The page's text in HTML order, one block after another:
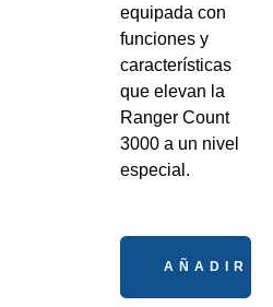
equipada con
funciones y
características
que elevan la
Ranger Count
3000 a un nivel
especial.
AÑADIR